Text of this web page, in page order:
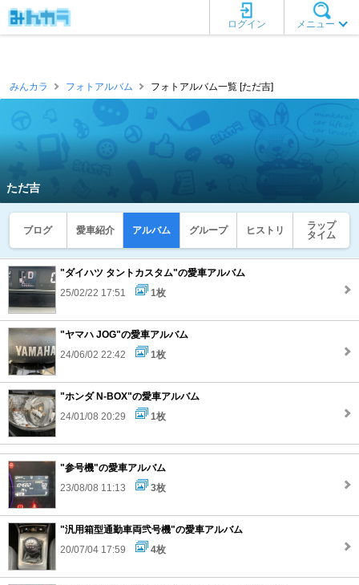
メニュー
ログイン
みんカラ フォトアルバム フォトアルバム一覧 [ただ吉]
ただ吉
ブログ 愛車紹介 アルバム グループ ヒストリ
ラップ
タイム
"ダイハツ タントカスタム"の愛車アルバム
25/02/22 17:51
1枚
"ヤマハ JOG"の愛車アルバム
24/06/02 22:42
1枚
"ホンダ N-BOX"の愛車アルバム
24/01/08 20:29
1枚
"参号機"の愛車アルバム
23/08/08 11:13
3枚
"汎用箱型通勤車両弐号機"の愛車アルバム
20/07/04 17:59
4枚